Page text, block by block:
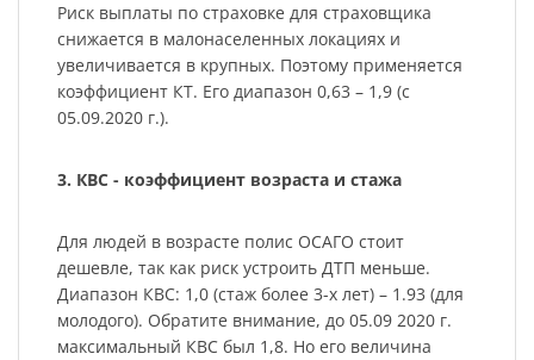
Риск выплаты по страховке для страховщика
снижается в малонаселенных локациях и
увеличивается в крупных. Поэтому применяется
коэффициент КТ. Его диапазон 0,63 – 1,9 (с
05.09.2020 г.).
3. КВС - коэффициент возраста и стажа
Для людей в возрасте полис ОСАГО стоит
дешевле, так как риск устроить ДТП меньше.
Диапазон КВС: 1,0 (стаж более 3-х лет) – 1.93 (для
молодого). Обратите внимание, до 05.09 2020 г.
максимальный КВС был 1,8. Но его величина